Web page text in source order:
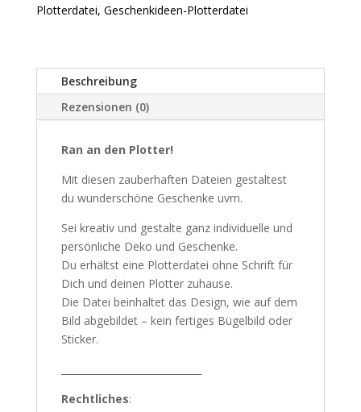
Menge
Plotterdatei, Geschenkideen-Plotterdatei
Beschreibung
Rezensionen (0)
Ran an den Plotter!
Mit diesen zauberhaften Dateien gestaltest
du wunderschöne Geschenke uvm.
Sei kreativ und gestalte ganz individuelle und
persönliche Deko und Geschenke.
Du erhältst eine Plotterdatei ohne Schrift für
Dich und deinen Plotter zuhause.
Die Datei beinhaltet das Design, wie auf dem
Bild abgebildet – kein fertiges Bügelbild oder
Sticker.
Rechtliches: